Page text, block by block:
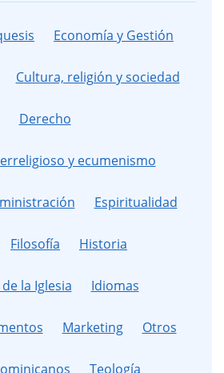
Economía y Gestión
Cultura, religión y sociedad
Derecho
y ecumenismo
Espiritualidad
Filosofía Historia
la Iglesia Idiomas
Marketing Otros
Teología